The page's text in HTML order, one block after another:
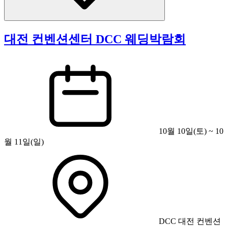
대전 컨벤션센터 DCC 웨딩박람회
10월 10일(토) ~ 10
월 11일(일)
DCC 대전 컨벤션